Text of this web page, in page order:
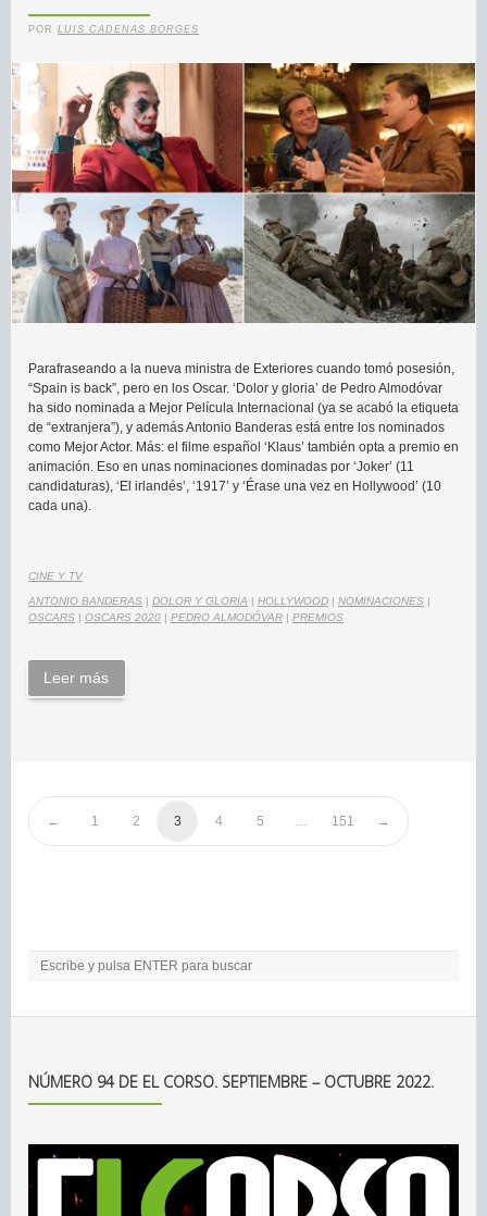
POR LUIS CADENAS BORGES
Parafraseando a la nueva ministra de Exteriores cuando tomó posesión,
“Spain is back”, pero en los Oscar. ‘Dolor y gloria’ de Pedro Almodóvar
ha sido nominada a Mejor Película Internacional (ya se acabó la etiqueta
de “extranjera”), y además Antonio Banderas está entre los nominados
como Mejor Actor. Más: el filme español ‘Klaus’ también opta a premio en
animación. Eso en unas nominaciones dominadas por ‘Joker’ (11
candidaturas), ‘El irlandés’, ‘1917’ y ‘Érase una vez en Hollywood’ (10
cada una).
CINE Y TV
ANTONIO BANDERAS | DOLOR Y GLORIA | HOLLYWOOD | NOMINACIONES |
OSCARS | OSCARS 2020 | PEDRO ALMODÓVAR | PREMIOS
Leer más
1 2 3 4 5 151
NÚMERO 94 DE EL CORSO. SEPTIEMBRE – OCTUBRE 2022.